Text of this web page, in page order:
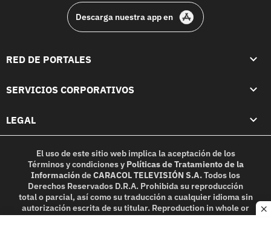
Descarga nuestra app en
RED DE PORTALES
SERVICIOS CORPORATIVOS
LEGAL
El uso de este sitio web implica la aceptación de los
Términos y condicionesy Políticas de Tratamiento de la
InformacióndeCARACOL TELEVISIÓN S.A.Todos los
Derechos Reservados D.R.A. Prohibida su reproducción
total o parcial, así como su traducción a cualquier idioma sin
autorización escrita de su titular. Reproduction in whole or
in part, or translation without written permission is